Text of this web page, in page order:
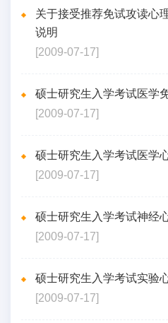
关于接受推荐免试攻读心
说明
[2009-07-17]
硕士研究生入学考试医学
[2009-07-17]
硕士研究生入学考试医学
[2009-07-17]
硕士研究生入学考试神经
[2009-07-17]
硕士研究生入学考试实验
[2009-07-17]